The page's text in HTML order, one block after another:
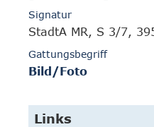
Signatur
StadtA MR, S 3/7,
Gattungsbegriff
Bild/Foto
Links